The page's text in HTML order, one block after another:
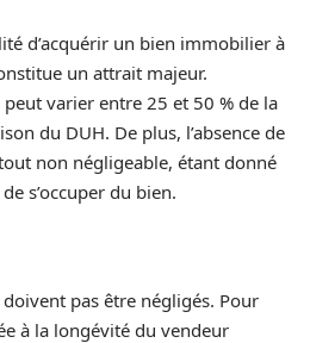
d’acquérir un bien immobilier à
un attrait majeur.
varier entre 25 et 50 % de la
du DUH. De plus, l’absence de
non négligeable, étant donné
s’occuper du bien.
pas être négligés. Pour
à la longévité du vendeur